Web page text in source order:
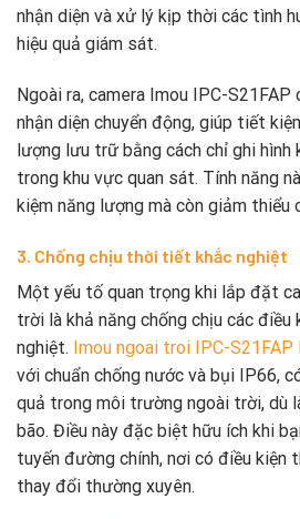
nhận diện và xử lý kịp thời các tình
hiệu quả giám sát.
Ngoài ra, camera Imou IPC-
nhận diện chuyển động, giúp tiết
lượng lưu trữ bằng cách chỉ ghi hình
trong khu vực quan sát. Tính năng
kiệm năng lượng mà còn giảm thiểu
3. Chống chịu thời tiết khắc nghiệt
Một yếu tố quan trọng khi lắp đặt
trời là khả năng chống chịu các
nghiệt. Imou ngoai troi IPC-S21FAP
với chuẩn chống nước và bụi IP66,
quả trong môi trường ngoài trời, dù
bão. Điều này đặc biệt hữu ích khi
tuyến đường chính, nơi có điều kiện
thay đổi thường xuyên.